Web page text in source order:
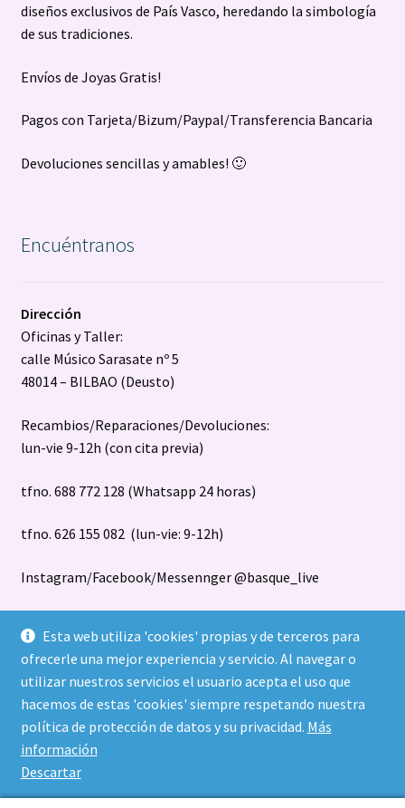
Esta web utiliza 'cookies' propias y de terceros para
ofrecerle una mejor experiencia y servicio. Al navegar o
utilizar nuestros servicios el usuario acepta el uso que
hacemos de estas 'cookies' siempre respetando nuestra
política de protección de datos y su privacidad. Más
información
Descartar
diseños exclusivos de País Vasco, heredando la simbología
de sus tradiciones.
Envíos de Joyas Gratis!
Pagos con Tarjeta/Bizum/Paypal/Transferencia Bancaria
Devoluciones sencillas y amables! 🙂
Encuéntranos
Dirección
Oficinas y Taller:
calle Músico Sarasate nº 5
48014 – BILBAO (Deusto)
Recambios/Reparaciones/Devoluciones:
lun-vie 9-12h (con cita previa)
tfno. 688 772 128 (Whatsapp 24 horas)
tfno. 626 155 082 (lun-vie: 9-12h)
Instagram/Facebook/Messennger @basque_live
© Basque Live S.L. todos los diseños registrados
Política de privacidad